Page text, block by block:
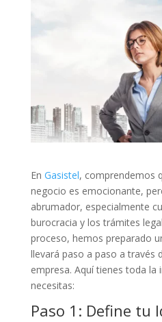
En Gasistel, comprendemos
negocio es emocionante,
abrumador, especialmente
burocracia y los trámites
proceso, hemos preparado
llevará paso a paso a través
empresa. Aquí tienes toda la
necesitas:
Paso 1: Define tu